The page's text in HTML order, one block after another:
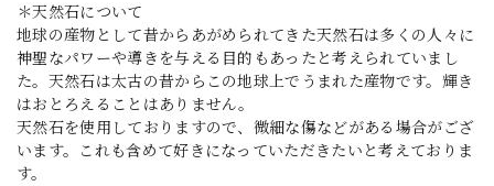
＊天然石について
地球の産物として昔からあがめられてきた天然石は多くの人々に
神聖なパワーや導きを与える目的もあったと考えられていまし
た。天然石は太古の昔からこの地球上でうまれた産物です。輝き
はおとろえることはありません。
天然石を使用しておりますので、微細な傷などがある場合がござ
います。これも含めて好きになっていただきたいと考えておりま
す。